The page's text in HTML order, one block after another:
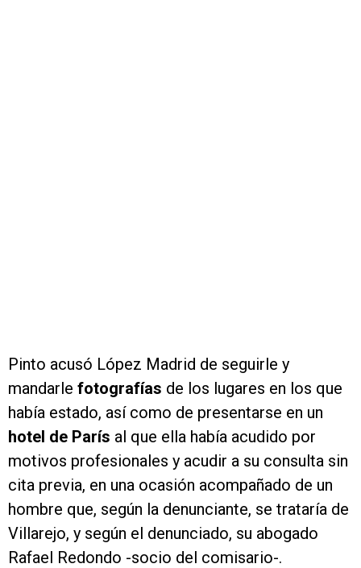
Pinto acusó López Madrid de seguirle y
mandarle fotografías de los lugares en los que
había estado, así como de presentarse en un
hotel de París al que ella había acudido por
motivos profesionales y acudir a su consulta sin
cita previa, en una ocasión acompañado de un
hombre que, según la denunciante, se trataría de
Villarejo, y según el denunciado, su abogado
Rafael Redondo -socio del comisario-.